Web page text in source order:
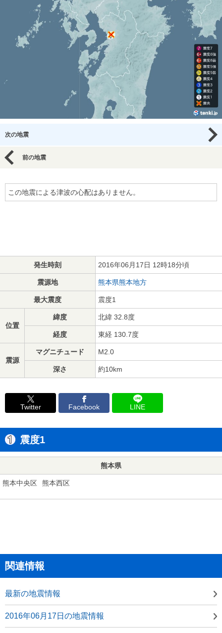
次の地震
前の地震
この地震による津波の心配はありません。
発生時刻 2016年06月17日 12時18分頃
震源地 熊本県熊本地方
最大震度 震度1
位置
緯度 北緯 32.8度
経度 東経 130.7度
震源
マグニチュード M2.0
深さ 約10km
Twitter Facebook LINE
震度1
熊本県
熊本中央区 熊本西区
関連情報
最新の地震情報
2016年06月17日の地震情報